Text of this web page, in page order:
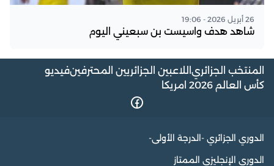
26 أبريل 2026 - 19:06
شاهد هدف واسيست بن سبعيني اليوم
المنتخب الجزائري اللاعبين الجزائريين المحترفينفيديو
كأس العالم 2026 امريكا
الدوري الجزائري -الدرجة الأولى-
الدوري الإنجليزي الممتاز